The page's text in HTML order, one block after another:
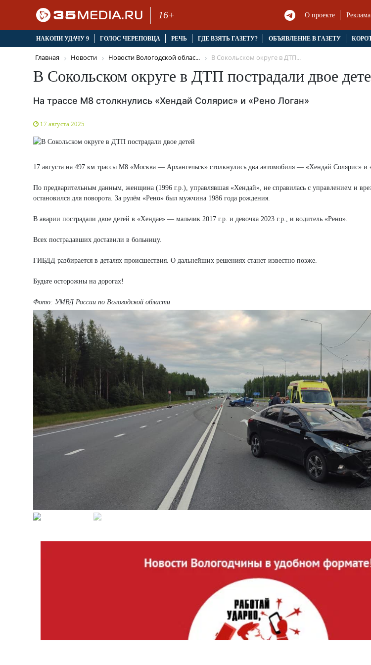
16+ О проекте Реклама
НАКОПИ УДАЧУ 9 ГОЛОС ЧЕРЕПОВЦА РЕЧЬ ГДЕ ВЗЯТЬ ГАЗЕТУ? ОБЪЯВЛЕНИЕ В ГАЗЕТУ
Главная Новости Новости Вологодской облас... В Сокольском округе в ДТП...
В Сокольском округе в ДТП пострадали двое
На трассе М8 столкнулись «Хендай Солярис» и «Рено Логан»
17 августа 2025
17 августа на 497 км трассы М8 «Москва — Архангельск» столкнулись два автомобиля — «Хендай Солярис» и
По предварительным данным, женщина (1996 г.р.), управлявшая «Хендай», не справилась с управлением и
остановился для поворота. За рулём «Рено» был мужчина 1986 года рождения.
В аварии пострадали двое детей в «Хендае» — мальчик 2017 г.р. и девочка 2023 г.р., и водитель «Рено».
Всех пострадавших доставили в больницу.
ГИБДД разбирается в деталях происшествия. О дальнейших решениях станет известно позже.
Будьте осторожны на дорогах!
Фото: УМВД России по Вологодской области